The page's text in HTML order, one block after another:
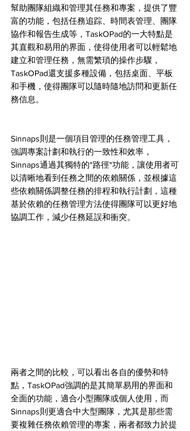
幫助團隊組織和管理其任務和專案，提供了豐
富的功能，包括任務追踪、時間表管理、團隊
協作和報告生成等，TaskOPad的一大特點是
其直觀和易用的界面，使得使用者可以輕鬆地
建立和管理任務，無需繁瑣的操作步驟，
TaskOPad還支援多種設備，包括桌面、平板
和手機，使得團隊可以隨時隨地訪問和更新任
務信息。
Sinnaps則是一個項目管理的任務管理工具，
強調專案計劃和執行的一致性和效率，
Sinnaps通過其獨特的"路徑"功能，讓使用者可
以清晰地看到任務之間的依賴關係，並根據這
些依賴關係調整任務的排程和執行計劃，這種
基於依賴的任務管理方法使得團隊可以更好地
協調工作，減少任務延誤和衝突。
兩者之間的比較，可以看出各自的優勢和特
點，TaskOPad強調的是其簡單易用的界面和
全面的功能，適合小型團隊或個人使用，而
Sinnaps則更適合中大型團隊，尤其是那些需
要複雜任務依賴管理的專案，兩者都致力於提